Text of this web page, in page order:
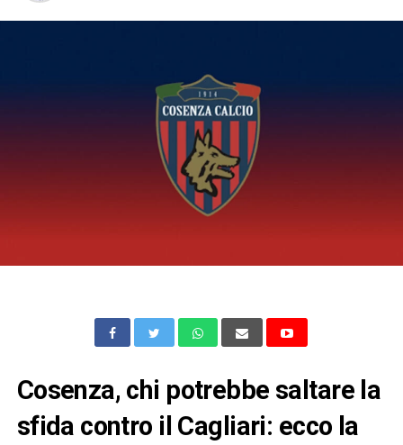
Cosenza, chi potrebbe saltare la
sfida contro il Cagliari: ecco la